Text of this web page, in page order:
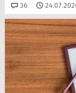
36 Kommentare